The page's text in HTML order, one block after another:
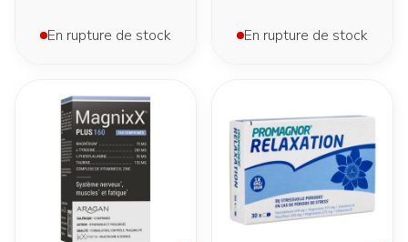
En rupture de stock En rupture de stock